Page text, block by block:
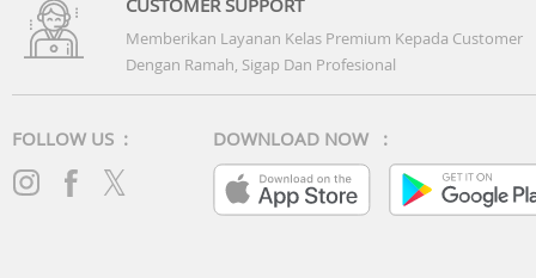
Memberikan Layanan Kelas Premium Kepada Customer
Dengan Ramah, Sigap Dan Profesional
FOLLOW US : DOWNLOAD NOW :